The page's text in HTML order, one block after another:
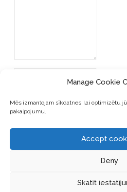
Manage Cookie
Mēs izmantojam sīkdatnes, lai optimizētu
pakalpojumu.
Accept
Deny
Skatīt
E-PASTA ADRESI UN VIETNI